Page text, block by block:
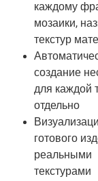
каждому
мозаики,
текстур
создание
для каждой
отдельно
готового
реальными
текстурами